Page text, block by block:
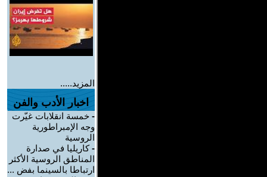
المزيد.....
اخبار الأدب والفن
- خمسة انقلابات غيّرت
وجه الإمبراطورية
الروسية
-كاريليا في صدارة
المناطق الروسية الأكثر
ارتباطا بالسينما بفض ...